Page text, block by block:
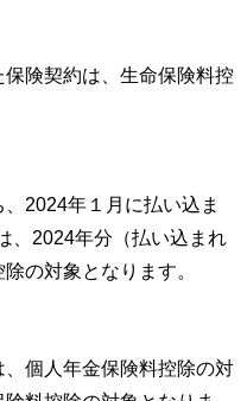
険契約は、生命保険料控
2024年１月に払い込ま
、2024年分（払い込まれ
の対象となります。
個人年金保険料控除の対